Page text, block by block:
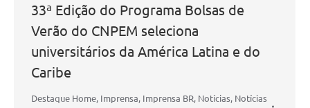
33ª Edição do Programa Bolsas de
Verão do CNPEM seleciona
universitários da América Latina e do
Caribe
Destaque Home, Imprensa, Imprensa BR, Notícias, Notícias